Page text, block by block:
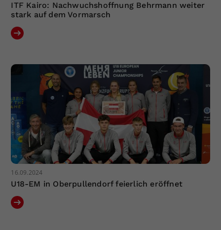
ITF Kairo: Nachwuchshoffnung Behrmann weiter
stark auf dem Vormarsch
16.09.2024
U18-EM in Oberpullendorf feierlich eröffnet